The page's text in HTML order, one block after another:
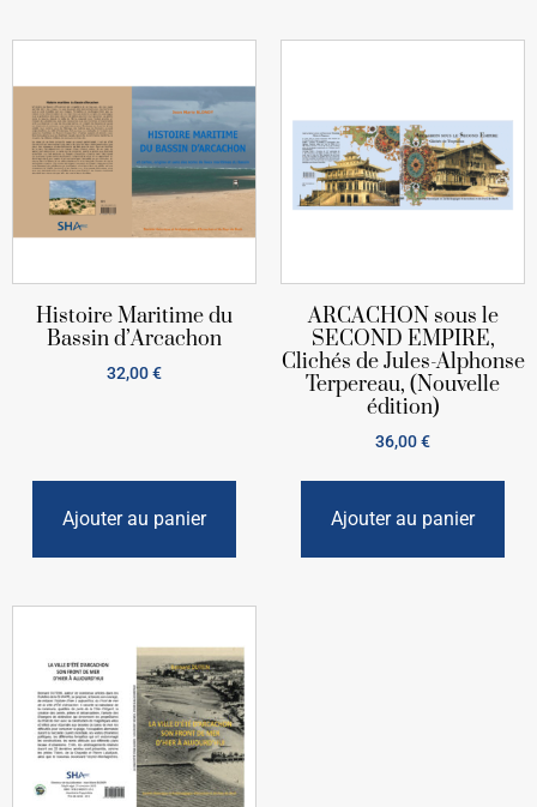
Histoire Maritime du
Bassin d’Arcachon
32,00€
Ajouter au panier
ARCACHON sous le
SECOND EMPIRE,
Clichés de Jules-Alphonse
Terpereau, (Nouvelle
édition)
36,00€
Ajouter au panier